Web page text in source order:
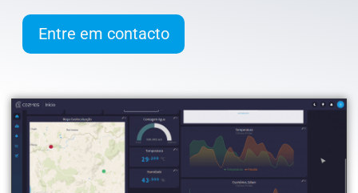
Entre em contacto